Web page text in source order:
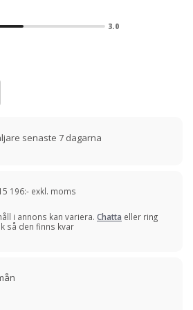
3.0
senaste 7 dagarna
196:- exkl. moms
i annons kan variera. Chatta eller ring
så den finns kvar